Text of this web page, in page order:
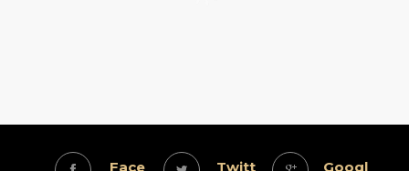
Face Twitt Googl